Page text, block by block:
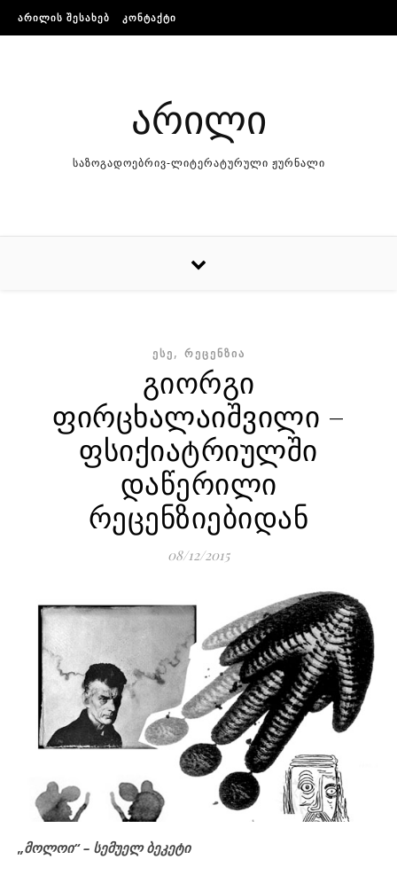
Skip to content
ᲐᲠᲘᲚᲘᲡ ᲨᲔᲡᲐᲮᲔᲑ ᲙᲝᲜᲢᲐᲥᲢᲘ
არილი
საზოგადოებრივ-ლიტერატურული ჟურნალი
ᲔᲡᲔ, ᲠᲔᲪᲔᲜᲖᲘᲐ
გიორგი
ფირცხალაიშვილი –
ფსიქიატრიულში
დაწერილი
რეცენზიებიდან
08/12/2015
„მოლოი“ – სემუელ ბეკეტი